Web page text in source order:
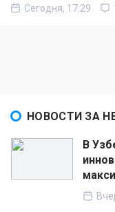
Сегодня, 17:29
НОВОСТИ ЗА
В